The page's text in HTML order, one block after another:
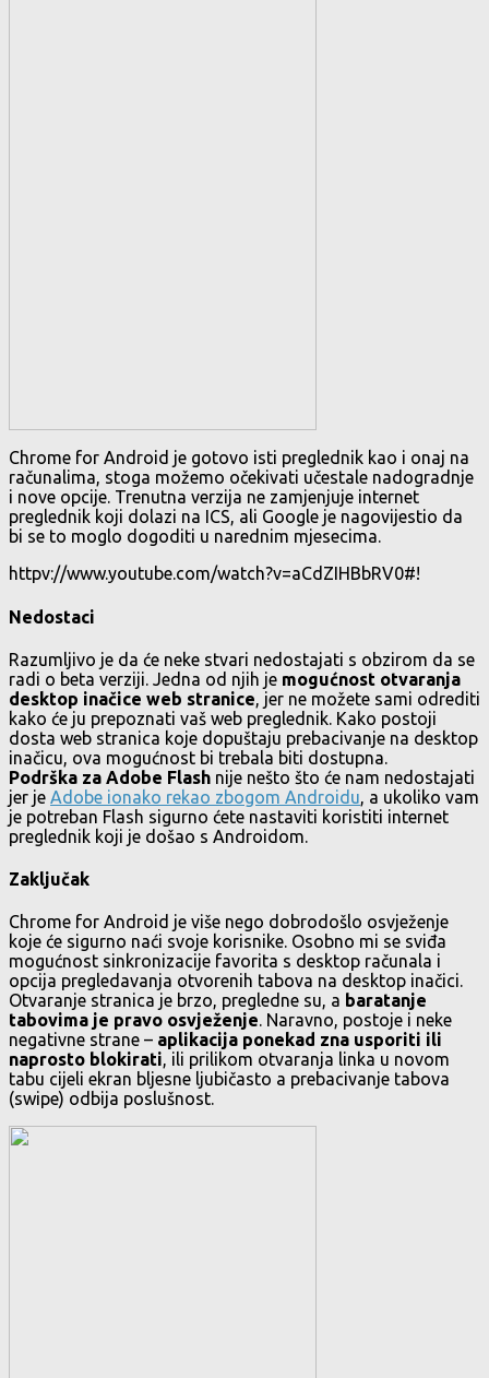
Chrome for Android je gotovo isti preglednik kao i onaj na
računalima, stoga možemo očekivati učestale nadogradnje
i nove opcije. Trenutna verzija ne zamjenjuje internet
preglednik koji dolazi na ICS, ali Google je nagovijestio da
bi se to moglo dogoditi u narednim mjesecima.
httpv://www.youtube.com/watch?v=aCdZIHBbRV0#!
Nedostaci
Razumljivo je da će neke stvari nedostajati s obzirom da se
radi o beta verziji. Jedna od njih je mogućnost otvaranja
desktop inačice web stranice, jer ne možete sami odrediti
kako će ju prepoznati vaš web preglednik. Kako postoji
dosta web stranica koje dopuštaju prebacivanje na desktop
inačicu, ova mogućnost bi trebala biti dostupna.
Podrška za Adobe Flash nije nešto što će nam nedostajati
jer je Adobe ionako rekao zbogom Androidu, a ukoliko vam
je potreban Flash sigurno ćete nastaviti koristiti internet
preglednik koji je došao s Androidom.
Zaključak
Chrome for Android je više nego dobrodošlo osvježenje
koje će sigurno naći svoje korisnike. Osobno mi se sviđa
mogućnost sinkronizacije favorita s desktop računala i
opcija pregledavanja otvorenih tabova na desktop inačici.
Otvaranje stranica je brzo, pregledne su, a baratanje
tabovima je pravo osvježenje. Naravno, postoje i neke
negativne strane – aplikacija ponekad zna usporiti ili
naprosto blokirati, ili prilikom otvaranja linka u novom
tabu cijeli ekran bljesne ljubičasto a prebacivanje tabova
(swipe) odbija poslušnost.